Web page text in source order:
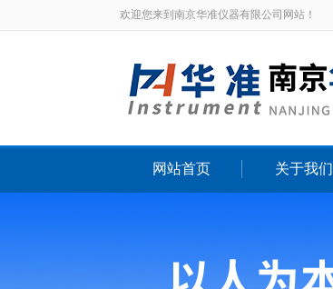
欢迎您来到南京华准仪器有限公司网站！
网站首页 关于我们